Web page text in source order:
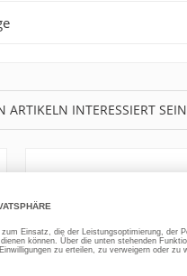
INTERESSIERT SEIN